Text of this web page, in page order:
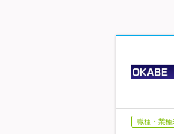
職種・業種